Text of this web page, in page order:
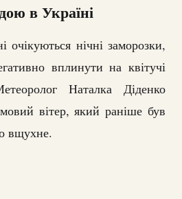
в Україні
очікуються нічні заморозки,
вплинути на квітучі
Наталка Діденко
вітер, який раніше був
вщухне.